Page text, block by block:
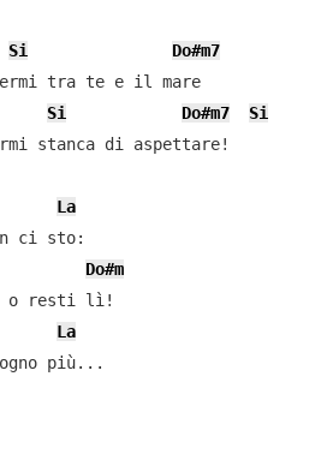
Si
Do#m7
tra te e il mare
Si Do#m7
Si
stanca di aspettare!
La
ci sto:
Do#m
o resti lì!
La
più...